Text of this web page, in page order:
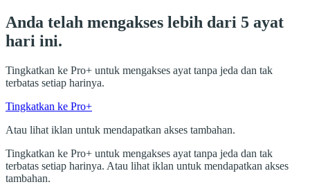
Anda telah mengakses lebih dari 5 ayat
hari ini.
Tingkatkan ke Pro+ untuk mengakses ayat tanpa jeda dan tak
terbatas setiap harinya.
Tingkatkan ke Pro+
Atau lihat iklan untuk mendapatkan akses tambahan.
Tingkatkan ke Pro+ untuk mengakses ayat tanpa jeda dan tak
terbatas setiap harinya. Atau lihat iklan untuk mendapatkan akses
tambahan.